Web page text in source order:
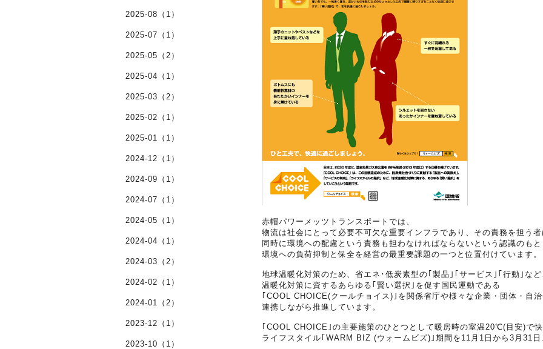
赤帽パワーメッツトランスポートでは、
物流は社会にとって必要不可欠な重要インフラであり、その責務を担う者
同時に環境への配慮という責務も担わなければならないという認識のもと
環境への負荷抑制と保全を経営の最重要課題の一つと位置付けています。
地球温暖化対策のため、省エネ･低炭素型の｢製品｣｢サービス｣｢行動｣など
温暖化対策に資するあらゆる｢賢い選択｣を促す国民運動である
｢COOL CHOICE(クールチョイス)｣を関係省庁や様々な企業・団体・自治
連携しながら推進しています。
｢COOL CHOICE｣の主要施策のひとつとして暖房時の室温20℃(目安)で
ライフスタイル｢WARM BIZ (ウォームビズ)｣期間を11月1日から3月31日
2025-08（1）
2025-07（1）
2025-05（2）
2025-04（1）
2025-03（2）
2025-02（1）
2025-01（1）
2024-12（1）
2024-09（1）
2024-07（1）
2024-05（1）
2024-04（1）
2024-03（2）
2024-02（1）
2024-01（2）
2023-12（1）
2023-10（1）